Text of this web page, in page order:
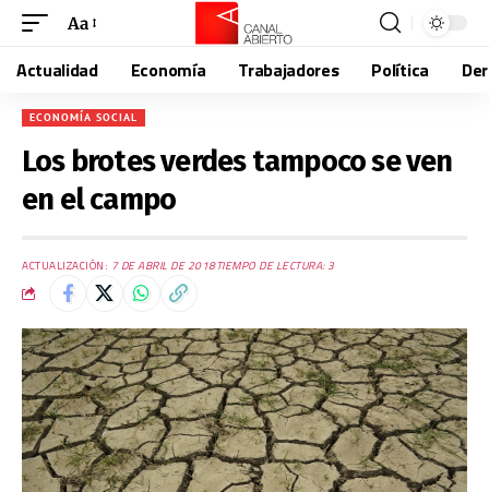
Aa
Actualidad Economía Trabajadores Política
ECONOMÍA SOCIAL
Los brotes verdes tampoco se ven
en el campo
ACTUALIZACIÓN: 7 DE ABRIL DE 2018TIEMPO DE LECTURA: 3